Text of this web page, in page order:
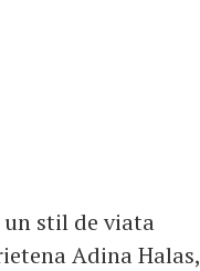
un stil de viata
Adina Halas,